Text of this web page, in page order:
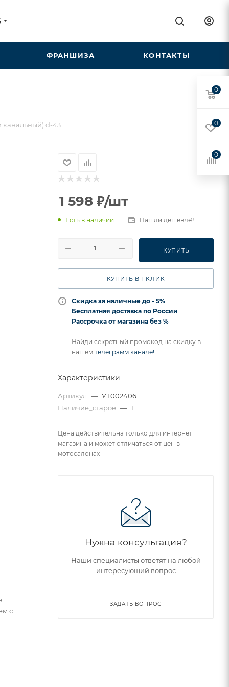
ФРАНШИЗА КОНТАКТЫ
канальный) d-43
с
1 598 ₽/шт
Есть в наличии Нашли дешевле?
КУПИТЬ
КУПИТЬ В 1 КЛИК
Скидка за наличные до - 5%
Бесплатная доставка по России
Рассрочка от магазина без %
Найди секретный промокод на скидку в
нашем телеграмм канале!
Характеристики
Артикул — УТ002406
Наличие_старое — 1
Цена действительна только для интернет
магазина и может отличаться от цен в
мотосалонах
Нужна консультация?
Наши специалисты ответят на любой
интересующий вопрос
ЗАДАТЬ ВОПРОС
0
0
0